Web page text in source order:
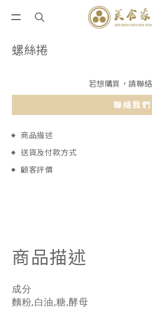
螺絲捲
若想購買，請聯
聯絡我們
商品描述
送貨及付款方式
顧客評價
商品描述
成分
麵粉,白油,糖,酵母